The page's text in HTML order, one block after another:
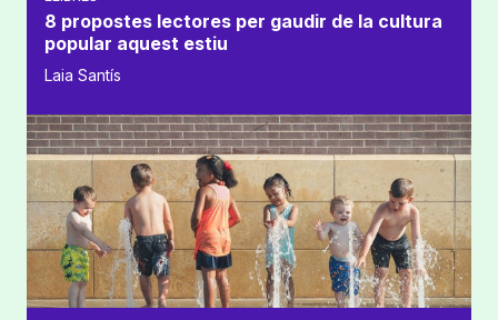
8 propostes lectores per gaudir de la cultura
popular aquest estiu
Laia Santís